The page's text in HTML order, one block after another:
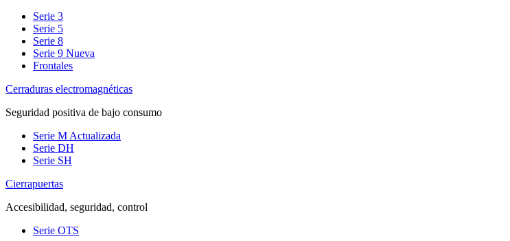
Serie 3
Serie 5
Serie 8
Serie 9 Nueva
Frontales
Cerraduras electromagnéticas
Seguridad positiva de bajo consumo
Serie M Actualizada
Serie DH
Serie SH
Cierrapuertas
Accesibilidad, seguridad, control
Serie OTS